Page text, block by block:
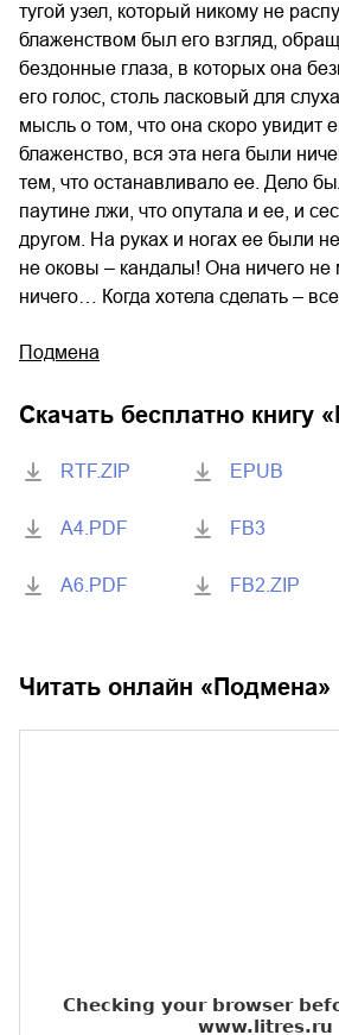
тугой узел, который никому не
блаженством был его взгляд,
бездонные глаза, в которых она
его голос, столь ласковый для
мысль о том, что она скоро увидит
блаженство, вся эта нега были
тем, что останавливало ее. Дело
паутине лжи, что опутала и ее, и
другом. На руках и ногах ее были
не оковы – кандалы! Она ничего не
ничего… Когда хотела сделать –
Подмена
Скачать бесплатно книгу «
RTF.ZIP
A4.PDF
A6.PDF
EPUB
FB3
FB2.ZIP
Читать онлайн « Подмена»